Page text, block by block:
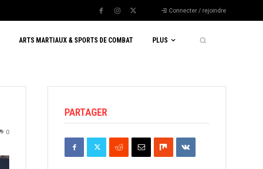
Connecter / rejoindre
ARTS MARTIAUX & SPORTS DE COMBAT PLUS
0
PARTAGER